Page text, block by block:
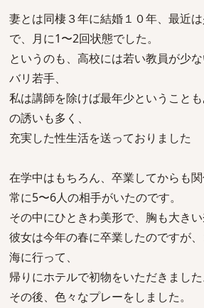
妻とは同棲３年に結婚１０年、最近
で、月に1〜2回状態でした。
というのも、高校には若い教員が少
バリ若手、
私は講師を除けば最年少ということ
の誘いも多く、
充実した性生活を送っておりました
在学中はもちろん、卒業してからも関
常に5〜6人の相手がいたのです。
その中にひときわ美形で、胸も大きい
彼女は今年の春に卒業したのですが
海に行って、
帰りにホテルで初物をいただきました
その後、色々なプレーをしました。